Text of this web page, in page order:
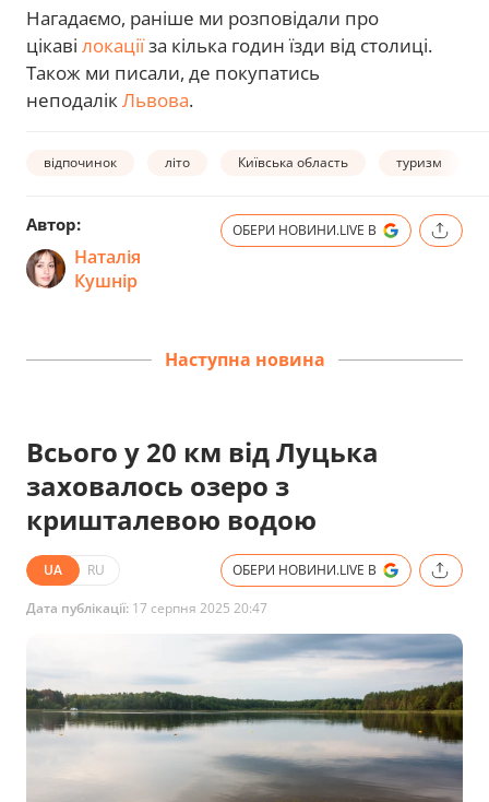
Нагадаємо, раніше ми розповідали про
цікаві локаціїза кілька годин їзди від столиці.
Також ми писали, де покупатись
неподалікЛьвова.
відпочинок літо Київська область туризм
Автор:
Наталія
Кушнір
ОБЕРИ НОВИНИ.LIVE В
Наступна новина
Всього у 20 км від Луцька
заховалось озеро з
кришталевою водою
UA RU ОБЕРИ НОВИНИ.LIVE В
Дата публікації: 17 серпня 2025 20:47